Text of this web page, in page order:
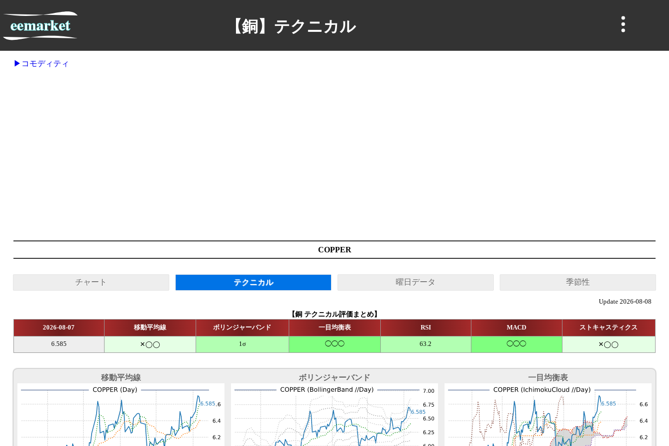
【銅】テクニカル
コモディティ
COPPER
チャート テクニカル 曜日データ 季節性
Update 2026-08-08
【銅 テクニカル評価まとめ】
2026-08-07 移動平均線 ボリンジャーバンド 一目均衡表 RSI MACD ストキャスティクス
6.585 ✕◯◯ 1σ ◯◯◯ 63.2 ◯◯◯ ✕◯◯
移動平均線 ボリンジャーバンド 一目均衡表